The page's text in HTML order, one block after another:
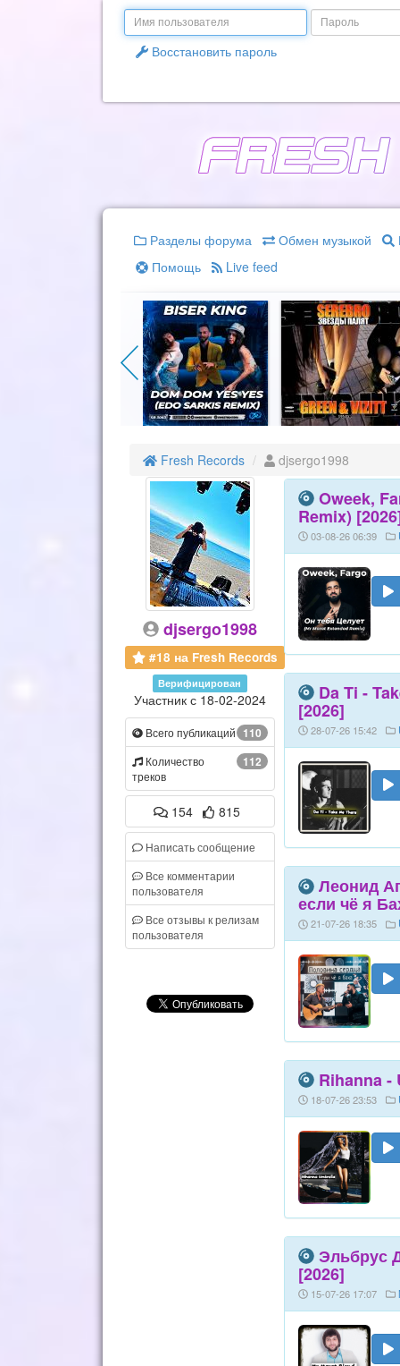
Email
Пароль
Восстановить пароль
Разделы форума Обмен музыкой
Помощь
Live feed
Fresh Records djsergo1998
djsergo1998
#18 на Fresh Records
Верифицирован
Участник с 18-02-2024
110
Всего публикаций
112
Количество
треков
154 815
Написать сообщение
Все комментарии
пользователя
Все отзывы к релизам
пользователя
Oweek,
Remix)
03-08-26 06:39
Da Ti -
[2026]
28-07-26 15:42
Леонид
если чё я
21-07-26 18:35
Rihanna -
18-07-26 23:53
Эльбрус
[2026]
15-07-26 17:07